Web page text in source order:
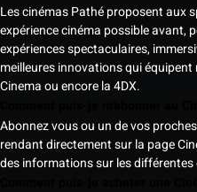
Les cinémas Pathé proposent aux
expérience cinéma possible avant,
expériences spectaculaires,
meilleures innovations qui
Cinema ou encore la 4DX.
Abonnez vous ou un de vos
rendant directement sur la page
des informations sur les